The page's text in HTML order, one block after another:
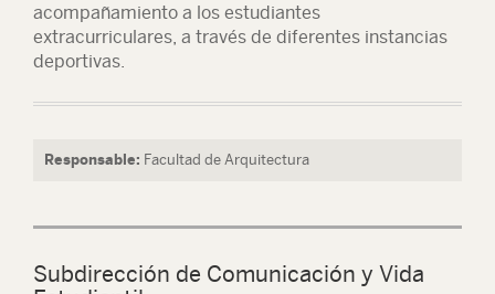
acompañamiento a los estudiantes
extracurriculares, a través de diferentes instancias
deportivas.
Responsable: Facultad de Arquitectura
Subdirección de Comunicación y Vida